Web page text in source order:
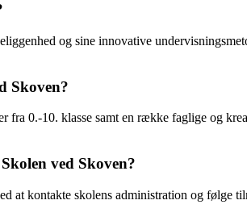
og sine innovative
Skoven?
fra 0.-10. klasse samt en række faglige og
ved Skoven?
at kontakte skolens administration og